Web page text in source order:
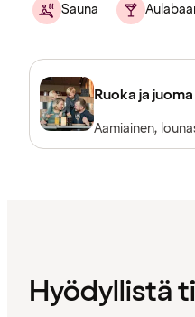
Sauna
Ruoka ja juoma
Aamiainen,
Hyödyllistä